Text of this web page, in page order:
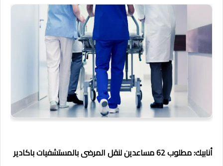
أنابيك: مطلوب 62 مساعدين لنقل المرضى بالمستشفيات باكادير